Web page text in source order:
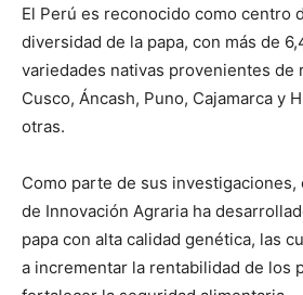
El Perú es reconocido como centro
diversidad de la papa, con más de
variedades nativas provenientes de
Cusco, Áncash, Puno, Cajamarca y
otras.
Como parte de sus investigaciones,
de Innovación Agraria ha
papa con alta calidad genética, las
a incrementar la rentabilidad de los